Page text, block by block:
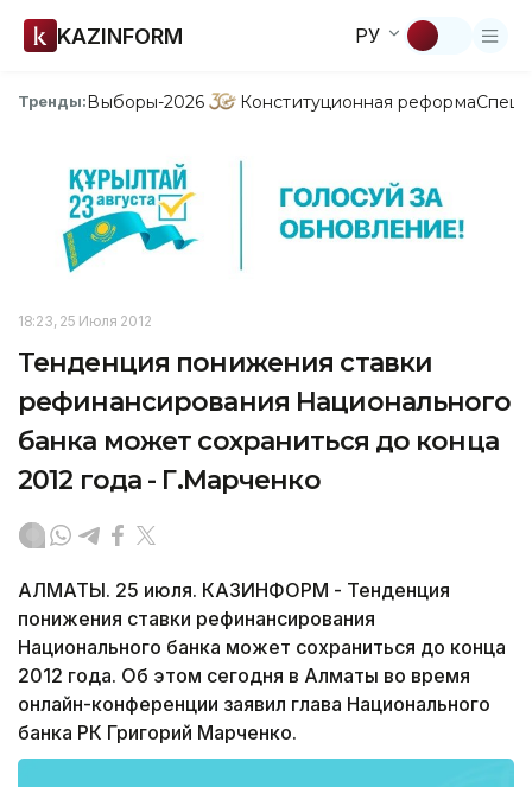
KAZINFORM РУ
Тренды:Выборы-2026 Конституционная реформа
18:23, 25 Июля 2012
Тенденция понижения ставки
рефинансирования Национального
банка может сохраниться до конца
2012 года - Г.Марченко
АЛМАТЫ. 25 июля. КАЗИНФОРМ - Тенденция
понижения ставки рефинансирования
Национального банка может сохраниться до конца
2012 года. Об этом сегодня в Алматы во время
онлайн-конференции заявил глава Национального
банка РК Григорий Марченко.